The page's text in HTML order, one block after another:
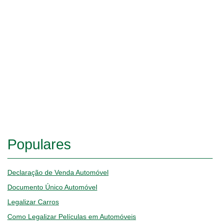
Populares
Declaração de Venda Automóvel
Documento Único Automóvel
Legalizar Carros
Como Legalizar Películas em Automóveis